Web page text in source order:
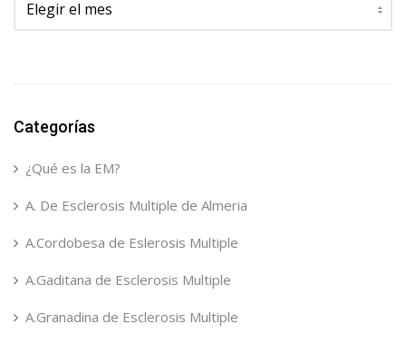
Categorías
¿Qué es la EM?
A. De Esclerosis Multiple de Almeria
A.Cordobesa de Eslerosis Multiple
A.Gaditana de Esclerosis Multiple
A.Granadina de Esclerosis Multiple